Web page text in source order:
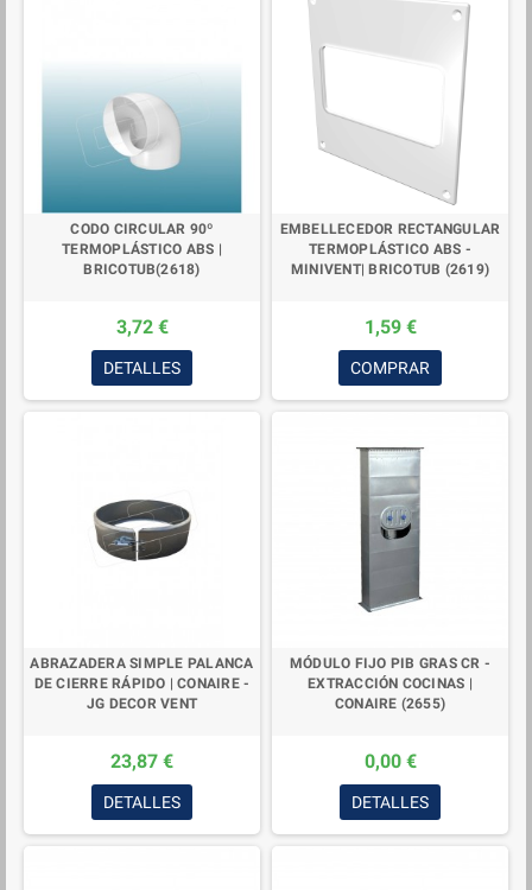
CODO CIRCULAR 90º
TERMOPLÁSTICO ABS |
BRICOTUB(2618)
3,72 €
DETALLES
EMBELLECEDOR RECTANGULAR
TERMOPLÁSTICO ABS -
MINIVENT| BRICOTUB (2619)
1,59 €
COMPRAR
ABRAZADERA SIMPLE PALANCA
DE CIERRE RÁPIDO | CONAIRE -
JG DECOR VENT
23,87 €
DETALLES
MÓDULO FIJO PIB GRAS CR -
EXTRACCIÓN COCINAS |
CONAIRE (2655)
0,00 €
DETALLES